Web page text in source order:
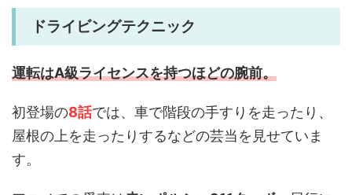
ドライビングテクニック
運転はA級ライセンスを持つほどの腕前。
初登場の8話では、車で階段の手すりを走ったり、
屋根の上を走ったりするなどの芸当を見せていま
す。